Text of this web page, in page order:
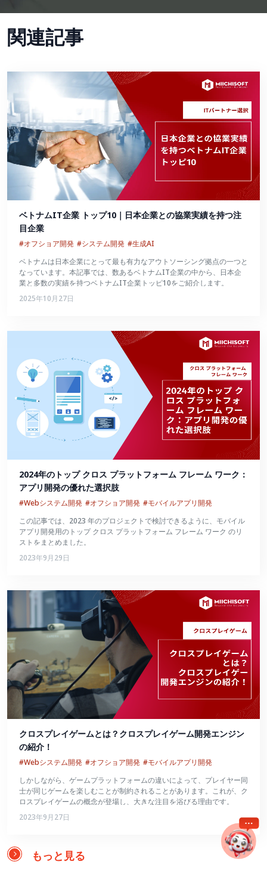
関連記事
ベトナムIT企業 トップ10｜日本企業との協業実績を持つ注
目企業
#オフショア開発 #システム開発 #生成AI
ベトナムは日本企業にとって最も有力なアウトソーシング拠点の一つと
なっています。本記事では、数あるベトナムIT企業の中から、日本企
業と多数の実績を持つベトナムIT企業トッピ10をご紹介します。
2025年10月27日
2024年のトップ クロス プラットフォーム フレーム ワーク：
アプリ開発の優れた選択肢
#Webシステム開発 #オフショア開発 #モバイルアプリ開発
この記事では、2023 年のプロジェクトで検討できるように、モバイル
アプリ開発用のトップ クロス プラットフォーム フレーム ワーク のリ
ストをまとめました。
2023年9月29日
クロスプレイゲームとは？クロスプレイゲーム開発エンジン
の紹介！
#Webシステム開発 #オフショア開発 #モバイルアプリ開発
しかしながら、ゲームプラットフォームの違いによって、プレイヤー同
士が同じゲームを楽しむことが制約されることがあります。これが、ク
ロスプレイゲームの概念が登場し、大きな注目を浴びる理由です。
2023年9月27日
もっと見る